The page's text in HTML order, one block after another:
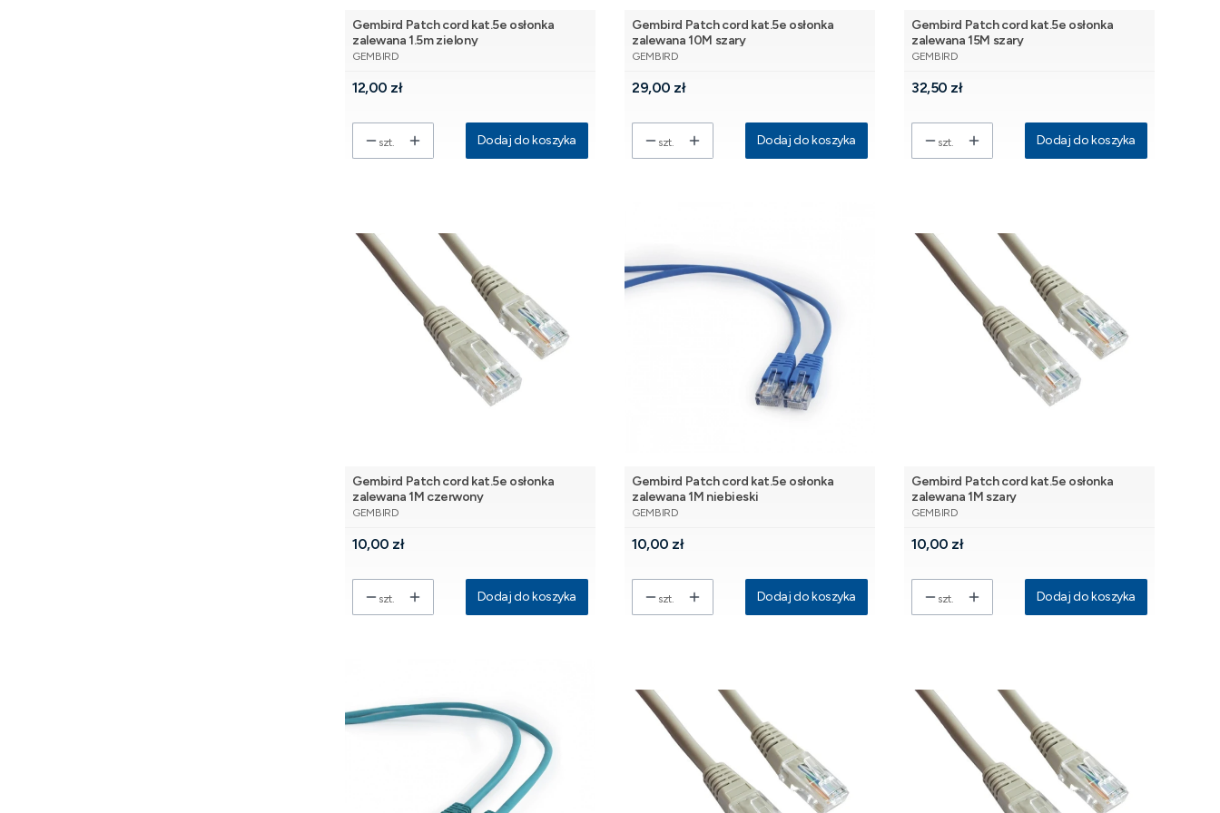
Gembird Patch cord kat.5e osłonka
zalewana 1.5m zielony
PRODUCENT
GEMBIRD
Cena
12,00 zł
szt. Dodaj do koszyka
Gembird Patch cord kat.5e osłonka
zalewana 10M szary
PRODUCENT
GEMBIRD
Cena
29,00 zł
szt. Dodaj do koszyka
Gembird Patch cord kat.5e osłonka
zalewana 15M szary
PRODUCENT
GEMBIRD
Cena
32,50 zł
szt. Dodaj do koszyka
Gembird Patch cord kat.5e osłonka
zalewana 1M czerwony
PRODUCENT
GEMBIRD
Cena
10,00 zł
szt. Dodaj do koszyka
Gembird Patch cord kat.5e osłonka
zalewana 1M niebieski
PRODUCENT
GEMBIRD
Cena
10,00 zł
szt. Dodaj do koszyka
Gembird Patch cord kat.5e osłonka
zalewana 1M szary
PRODUCENT
GEMBIRD
Cena
10,00 zł
szt. Dodaj do koszyka